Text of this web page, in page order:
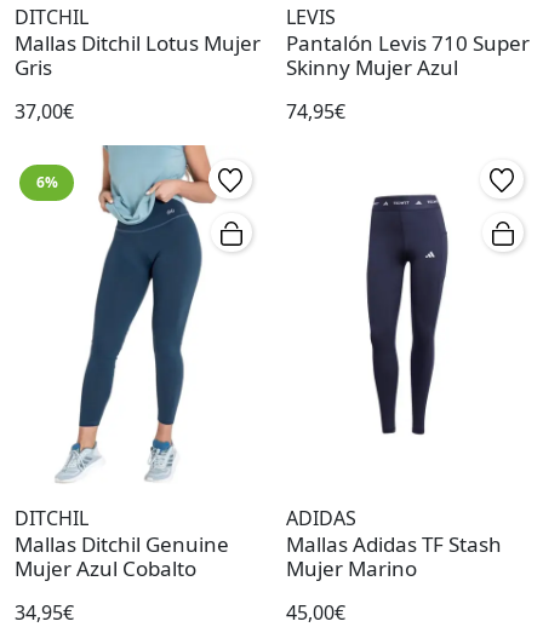
DITCHIL
Mallas Ditchil Lotus Mujer
Gris
37,00€
LEVIS
Pantalón Levis 710 Super
Skinny Mujer Azul
74,95€
6%
DITCHIL
Mallas Ditchil Genuine
Mujer Azul Cobalto
34,95€
ADIDAS
Mallas Adidas TF Stash
Mujer Marino
45,00€